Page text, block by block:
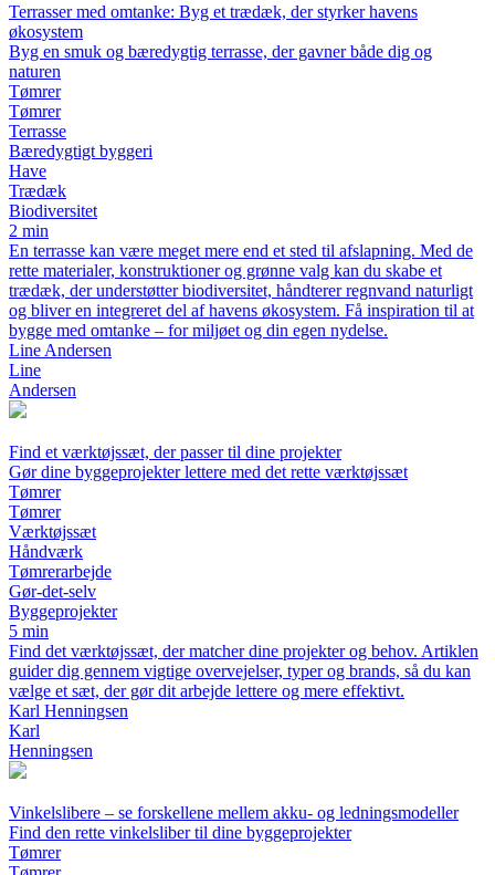
Terrasser med omtanke: Byg et trædæk, der styrker havens
økosystem
Byg en smuk og bæredygtig terrasse, der gavner både dig og
naturen
Tømrer
Tømrer
Terrasse
Bæredygtigt byggeri
Have
Trædæk
Biodiversitet
2 min
En terrasse kan være meget mere end et sted til afslapning. Med de
rette materialer, konstruktioner og grønne valg kan du skabe et
trædæk, der understøtter biodiversitet, håndterer regnvand naturligt
og bliver en integreret del af havens økosystem. Få inspiration til at
bygge med omtanke – for miljøet og din egen nydelse.
Line Andersen
Line
Andersen
Find et værktøjssæt, der passer til dine projekter
Gør dine byggeprojekter lettere med det rette værktøjssæt
Tømrer
Tømrer
Værktøjssæt
Håndværk
Tømrerarbejde
Gør-det-selv
Byggeprojekter
5 min
Find det værktøjssæt, der matcher dine projekter og behov. Artiklen
guider dig gennem vigtige overvejelser, typer og brands, så du kan
vælge et sæt, der gør dit arbejde lettere og mere effektivt.
Karl Henningsen
Karl
Henningsen
Vinkelslibere – se forskellene mellem akku- og ledningsmodeller
Find den rette vinkelsliber til dine byggeprojekter
Tømrer